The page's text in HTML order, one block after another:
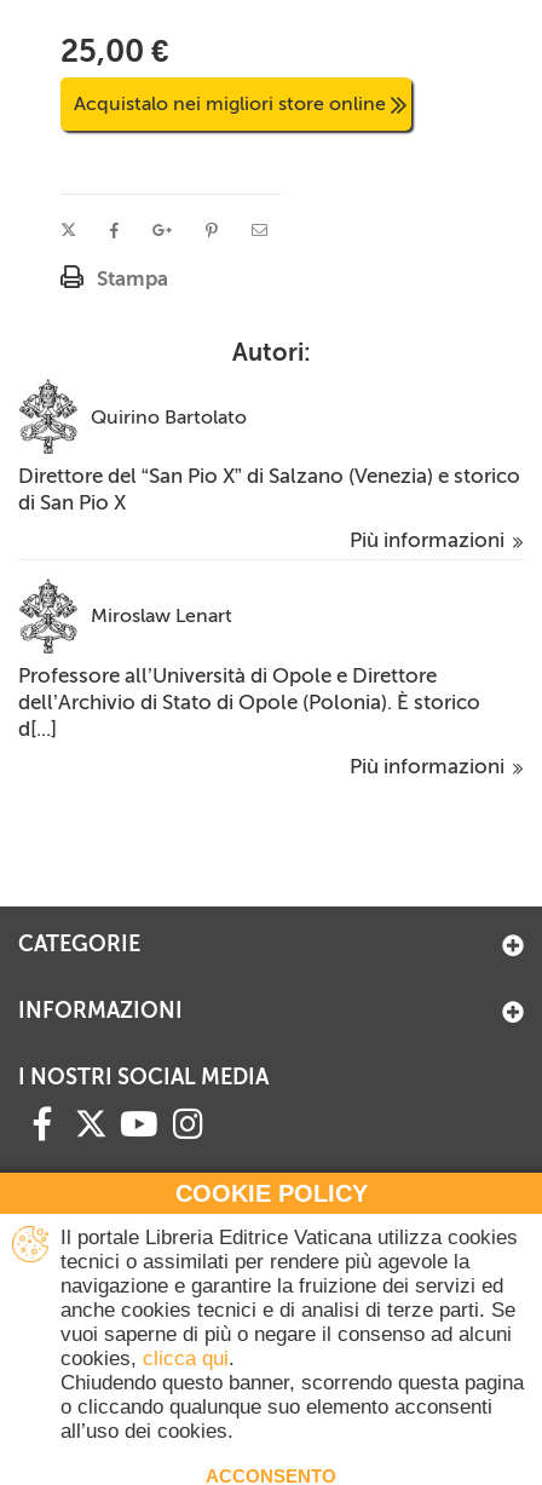
25,00 €
Acquistalo nei migliori store online
Stampa
Autori:
Quirino Bartolato
Direttore del “San Pio X” di Salzano (Venezia) e storico
di San Pio X
Più informazioni
Miroslaw Lenart
Professore all’Università di Opole e Direttore
dell’Archivio di Stato di Opole (Polonia). È storico
d[...]
Più informazioni
COOKIE POLICY
Il portale Libreria Editrice Vaticana utilizza cookies
tecnici o assimilati per rendere più agevole la
navigazione e garantire la fruizione dei servizi ed
anche cookies tecnici e di analisi di terze parti. Se
vuoi saperne di più o negare il consenso ad alcuni
cookies, clicca qui.
Chiudendo questo banner, scorrendo questa pagina
o cliccando qualunque suo elemento acconsenti
all’uso dei cookies.
ACCONSENTO
CATEGORIE
INFORMAZIONI
I NOSTRI SOCIAL MEDIA
HAI BISOGNO DI INFORMAZIONI?
Contattaci all'Ufficio Commerciale
+39 06 698 45780
Lunedì-Giovedì 8-16.30
Venerdì 8-14
(Escluse festività Vaticane)
Vaticana - Tutti i diritti riservati.